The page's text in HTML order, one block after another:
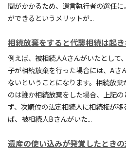
間がかかるため、遺言執行者の選任
ができるというメリットが...
相続放棄をすると代襲相続は起
例えば、被相続人Aさんがいたとして
子が相続放棄を行った場合には、Aさ
ないということになります。相続放
のは誰か相続放棄をした場合、上記
ず、次順位の法定相続人に相続権が
ば、被相続人Bさんがいた...
遺産の使い込みが発覚したとき